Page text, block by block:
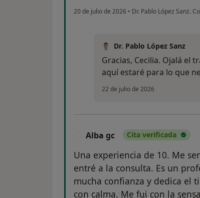
20 de julio de 2026 • Dr. Pablo López Sanz.
Dr. Pablo López Sanz
Gracias, Cecilia. Ojalá el
aquí estaré para lo que
22 de julio de 2026
Alba gc Cita verificada
Una experiencia de 10. Me
entré a la consulta. Es un
mucha confianza y dedica el
con calma. Me fui con la